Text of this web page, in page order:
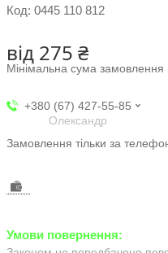
Код: 0445 110 812
від 275 ₴
Мінімальна сума
+380 (67) 427-55-85
Олександр
Замовлення тільки за